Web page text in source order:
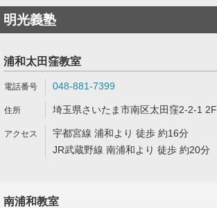
明光義塾
浦和太田窪教室
048-881-7399
埼玉県さいたま市南区太田窪2-2-1 2F
宇都宮線 浦和より 徒歩 約16分
JR武蔵野線 南浦和より 徒歩 約20分
南浦和教室